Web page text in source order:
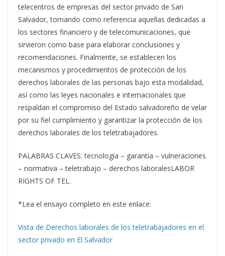
telecentros de empresas del sector privado de San
Salvador, tomando como referencia aquellas dedicadas a
los sectores financiero y de telecomunicaciones, que
sirvieron como base para elaborar conclusiones y
recomendaciones. Finalmente, se establecen los
mecanismos y procedimientos de protección de los
derechos laborales de las personas bajo esta modalidad,
así como las leyes nacionales e internacionales que
respaldan el compromiso del Estado salvadoreño de velar
por su fiel cumplimiento y garantizar la protección de los
derechos laborales de los teletrabajadores.
PALABRAS CLAVES: tecnología – garantía – vulneraciones
– normativa – teletrabajo – derechos laboralesLABOR
RIGHTS OF TEL.
*Lea el ensayo completo en este enlace:
Vista de Derechos laborales de los teletrabajadores en el
sector privado en El Salvador